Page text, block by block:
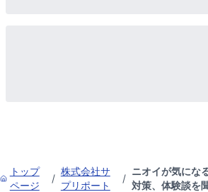
トップ
ページ
/
株式会社サ
プリポート
/
ニオイが気にな
対策、体験談を